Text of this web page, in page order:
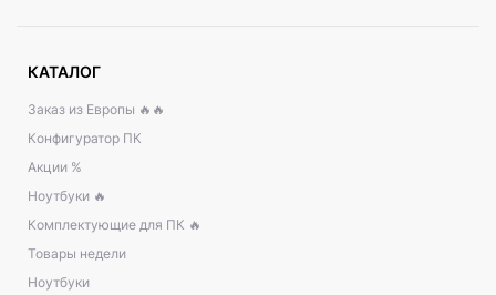
КАТАЛОГ
Заказ из Европы 🔥🔥
Конфигуратор ПК
Акции %
Ноутбуки 🔥
Комплектующие для ПК 🔥
Товары недели
Ноутбуки